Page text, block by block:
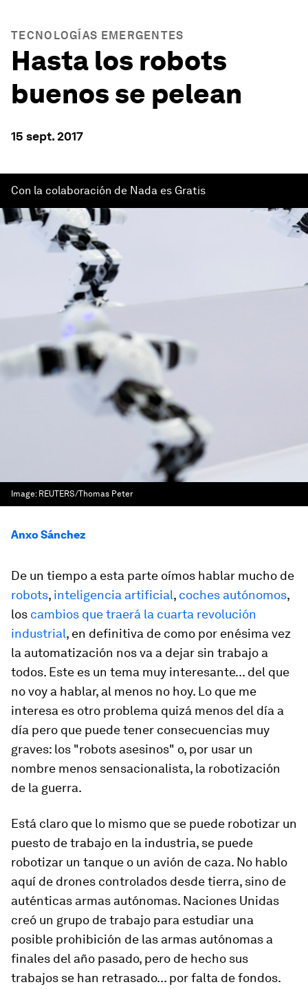
TECNOLOGÍAS EMERGENTES
Hasta los robots
buenos se pelean
15 sept. 2017
Con la colaboración de Nada es Gratis
Image: REUTERS/Thomas Peter
Anxo Sánchez
De un tiempo a esta parte oímos hablar mucho de
robots, inteligencia artificial, coches autónomos,
los cambios que traerá la cuarta revolución
industrial, en definitiva de como por enésima vez
la automatización nos va a dejar sin trabajo a
todos. Este es un tema muy interesante... del que
no voy a hablar, al menos no hoy. Lo que me
interesa es otro problema quizá menos del día a
día pero que puede tener consecuencias muy
graves: los "robots asesinos" o, por usar un
nombre menos sensacionalista, la robotización
de la guerra.
Está claro que lo mismo que se puede robotizar un
puesto de trabajo en la industria, se puede
robotizar un tanque o un avión de caza. No hablo
aquí de drones controlados desde tierra, sino de
auténticas armas autónomas. Naciones Unidas
creó un grupo de trabajo para estudiar una
posible prohibición de las armas autónomas a
finales del año pasado, pero de hecho sus
trabajos se han retrasado... por falta de fondos.